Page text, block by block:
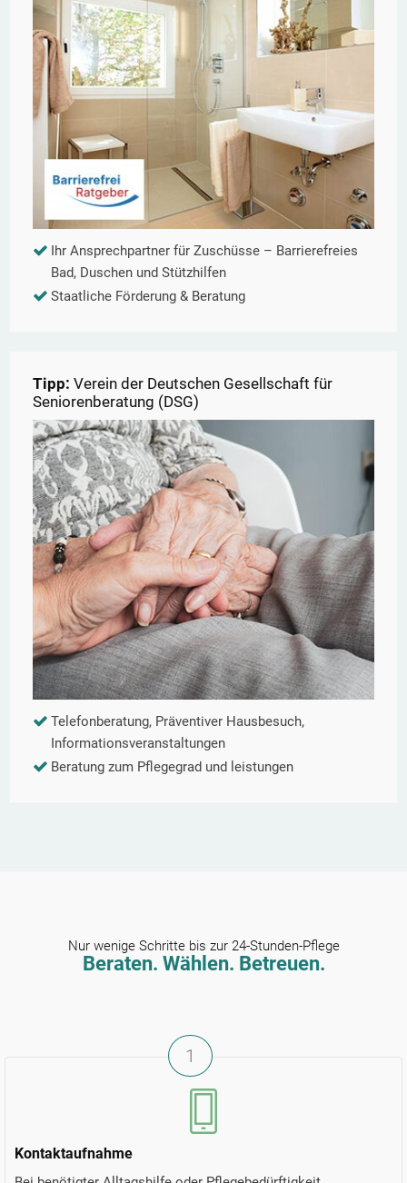
Ihr Ansprechpartner für Zuschüsse – Barrierefreies
Bad, Duschen und Stützhilfen
Staatliche Förderung & Beratung
Tipp: Verein der Deutschen Gesellschaft für
Seniorenberatung (DSG)
Telefonberatung, Präventiver Hausbesuch,
Informationsveranstaltungen
Beratung zum Pflegegrad und leistungen
Nur wenige Schritte bis zur 24-Stunden-Pflege
Beraten. Wählen. Betreuen.
Kontaktaufnahme
1